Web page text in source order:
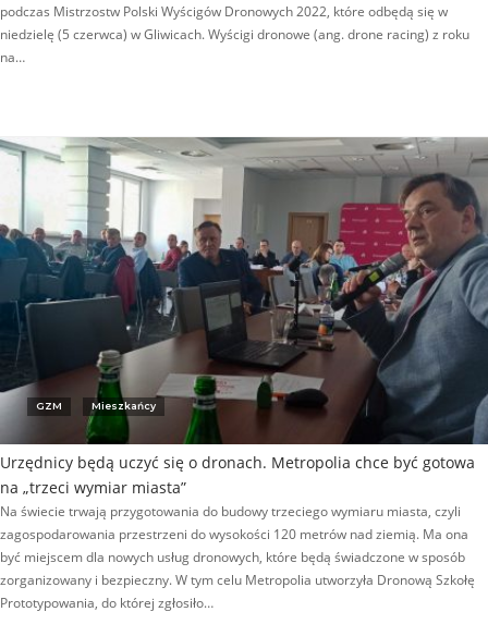
podczas Mistrzostw Polski Wyścigów Dronowych 2022, które odbędą się w
niedzielę (5 czerwca) w Gliwicach. Wyścigi dronowe (ang. drone racing) z roku
na…
GZM Mieszkańcy
Urzędnicy będą uczyć się o dronach. Metropolia chce być gotowa
na „trzeci wymiar miasta”
Na świecie trwają przygotowania do budowy trzeciego wymiaru miasta, czyli
zagospodarowania przestrzeni do wysokości 120 metrów nad ziemią. Ma ona
być miejscem dla nowych usług dronowych, które będą świadczone w sposób
zorganizowany i bezpieczny. W tym celu Metropolia utworzyła Dronową Szkołę
Prototypowania, do której zgłosiło…